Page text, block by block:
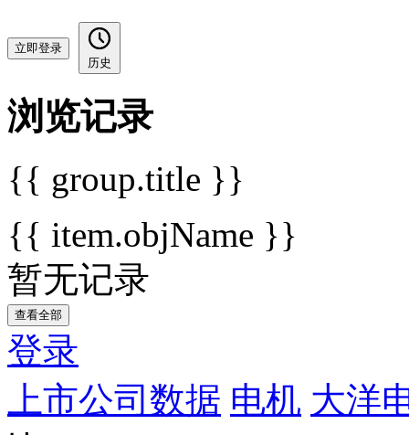
立即登录
历史
浏览记录
{{ group.title }}
{{ item.objName }}
暂无记录
查看全部
登录
上市公司数据 电机 大洋